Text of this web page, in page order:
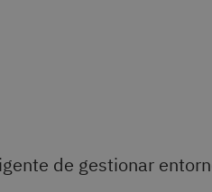
de gestionar